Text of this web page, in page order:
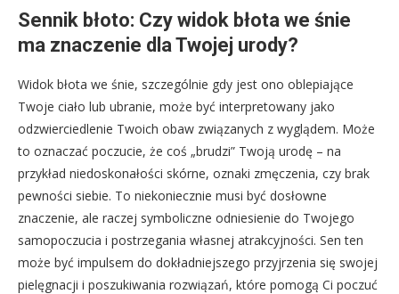
Sennik błoto: Czy widok błota we śnie
ma znaczenie dla Twojej urody?
Widok błota we śnie, szczególnie gdy jest ono oblepiające
Twoje ciało lub ubranie, może być interpretowany jako
odzwierciedlenie Twoich obaw związanych z wyglądem. Może
to oznaczać poczucie, że coś „brudzi” Twoją urodę – na
przykład niedoskonałości skórne, oznaki zmęczenia, czy brak
pewności siebie. To niekoniecznie musi być dosłowne
znaczenie, ale raczej symboliczne odniesienie do Twojego
samopoczucia i postrzegania własnej atrakcyjności. Sen ten
może być impulsem do dokładniejszego przyjrzenia się swojej
pielęgnacji i poszukiwania rozwiązań, które pomogą Ci poczuć